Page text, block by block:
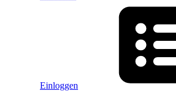
Einloggen